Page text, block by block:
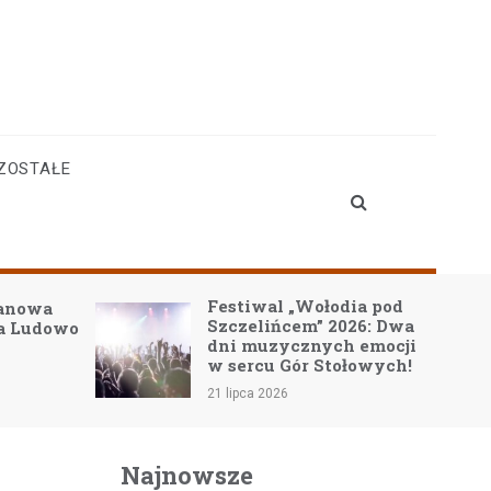
Ludowo
Festiwal „Wołodia pod
Szczelińcem” 2026: Dwa
dni muzycznych emocji
w sercu Gór Stołowych!
21 lipca 2026
Najnowsze